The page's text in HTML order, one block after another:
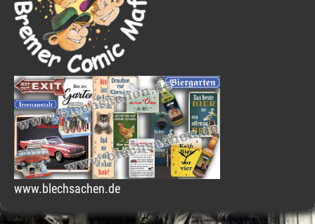
www.blechsachen.de